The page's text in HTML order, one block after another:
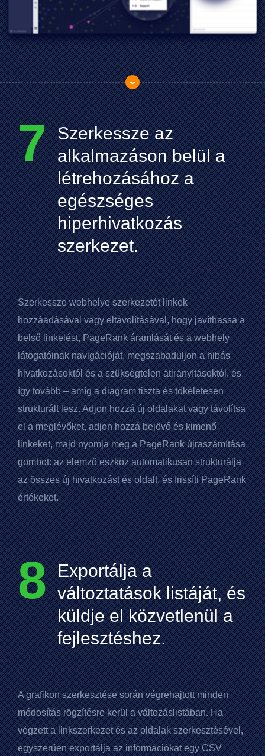
7 Szerkessze az
alkalmazáson belül a
létrehozásához a
egészséges
hiperhivatkozás
szerkezet.
Szerkessze webhelye szerkezetét linkek
hozzáadásával vagy eltávolításával, hogy javíthassa a
belső linkelést,PageRankáramlását és a webhely
látogatóinak navigációját, megszabaduljon a hibás
hivatkozásoktól és a szükségtelen átirányításoktól, és
így tovább – amíg a diagram tiszta és tökéletesen
strukturált lesz. Adjon hozzá új oldalakat vagy távolítsa
el a meglévőket, adjon hozzá bejövő és kimenő
linkeket, majd nyomja meg aPageRankújraszámítása
gombot: az elemző eszköz automatikusan strukturálja
az összes új hivatkozást és oldalt, és frissítiPageRank
értékeket.
8 Exportálja a
változtatások listáját, és
küldje el közvetlenül a
fejlesztéshez.
A grafikon szerkesztése során végrehajtott minden
módosítás rögzítésre kerül a változáslistában. Ha
végzett a linkszerkezet és az oldalak szerkesztésével,
egyszerűen exportálja az információkat egyCSV